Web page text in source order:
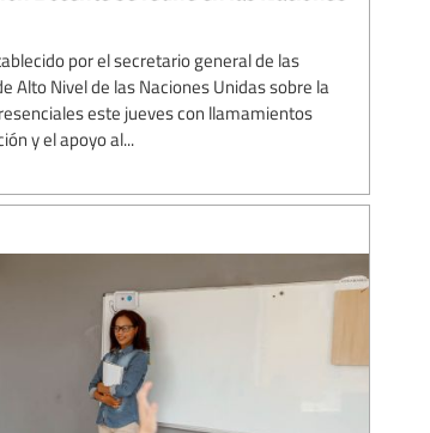
por el secretario general de las
Alto Nivel de las Naciones Unidas sobre la
este jueves con llamamientos
y el apoyo al...